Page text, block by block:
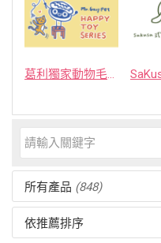
葛利獨家動物毛逗貓棒
所有產品 (848)
依推薦排序